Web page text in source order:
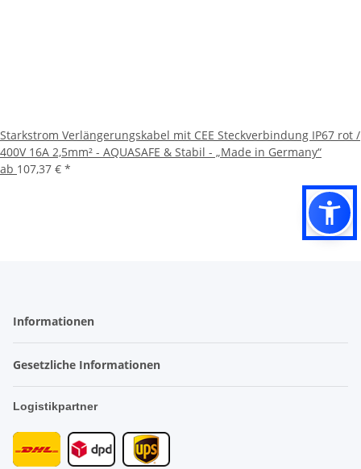
Starkstrom Verlängerungskabel mit CEE Steckverbindung IP67 rot /
400V 16A 2,5mm² - AQUASAFE & Stabil - „Made in Germany“
ab 107,37 € *
Informationen
Gesetzliche Informationen
Logistikpartner